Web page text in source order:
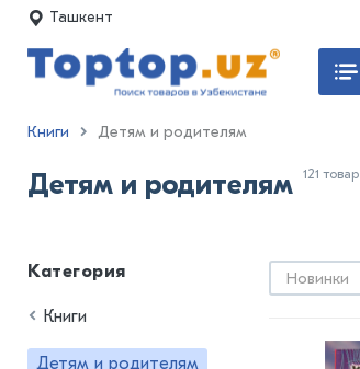
Ташкент
Книги Детям и родителям
Детям и родителям 121 товар
Категория
Книги
Детям и родителям
Новинки